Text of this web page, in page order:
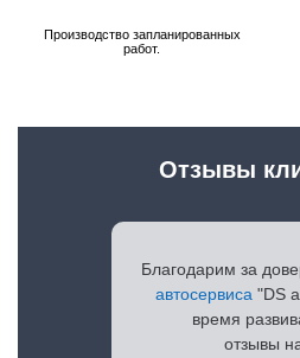
Производство запланированных
работ.
Благодарим за
автосервиса "DS
время
отзывы
Отзывы